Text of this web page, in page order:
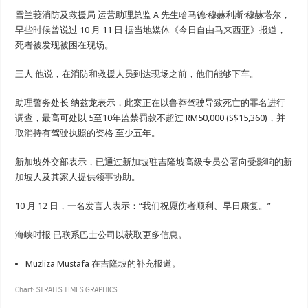
雪兰莪消防及救援局 运营助理总监 A 先生哈马德·穆赫利斯·穆赫塔尔，
早些时候曾说过 10 月 11 日 据当地媒体《今日自由马来西亚》报道，
死者被发现被困在现场。
三人他说，在消防和救援人员到达现场之前，他们能够下车。
助理警务处长 纳兹龙表示，此案正在以鲁莽驾驶导致死亡的罪名进行
调查，最高可处以 5至10年监禁罚款不超过RM50,000 (S$15,360) ，并
取消持有驾驶执照的资格至少五年。
新加坡外交部表示，已通过新加坡驻吉隆坡高级专员公署向受影响的新
加坡人及其家人提供领事协助。
10 月 12 日，一名发言人表示：“我们祝愿伤者顺利、早日康复。”
海峡时报 已联系巴士公司以获取更多信息。
Muzliza Mustafa 在吉隆坡的补充报道。